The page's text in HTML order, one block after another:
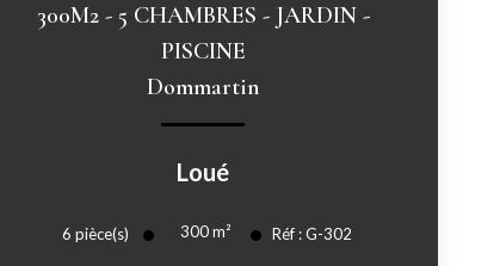
300M2 - 5 CHAMBRES - JARDIN -
PISCINE
Dommartin
Loué
6 pièce(s) 300m² Réf :G-302